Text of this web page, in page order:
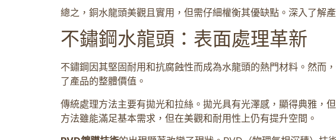
總之，銅水龍頭美觀且實用，但需仔細權衡其優缺點。深入了解
不鏽鋼水龍頭：表面處理革新
不鏽鋼因其堅固耐用和抗腐蝕性而成為水龍頭的熱門材料。然而
了產品的整體價值。
傳統處理方法主要有拋光和拉絲。拋光具有光澤感，顯得典雅，
方法雖能滿足基本需求，但在美觀和耐用性上仍有提升空間。